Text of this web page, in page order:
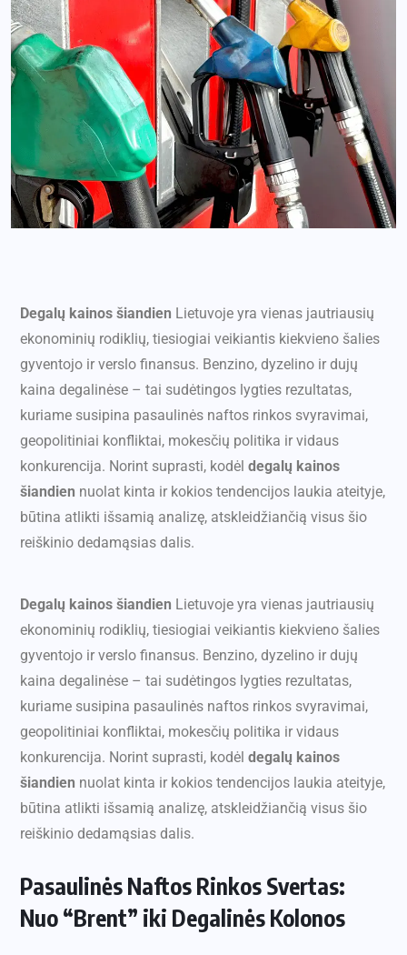
Degalų kainos šiandien Lietuvoje yra vienas jautriausių
ekonominių rodiklių, tiesiogiai veikiantis kiekvieno šalies
gyventojo ir verslo finansus. Benzino, dyzelino ir dujų
kaina degalinėse – tai sudėtingos lygties rezultatas,
kuriame susipina pasaulinės naftos rinkos svyravimai,
geopolitiniai konfliktai, mokesčių politika ir vidaus
konkurencija. Norint suprasti, kodėl degalų kainos
šiandien nuolat kinta ir kokios tendencijos laukia ateityje,
būtina atlikti išsamią analizę, atskleidžiančią visus šio
reiškinio dedamąsias dalis.
Degalų kainos šiandien Lietuvoje yra vienas jautriausių
ekonominių rodiklių, tiesiogiai veikiantis kiekvieno šalies
gyventojo ir verslo finansus. Benzino, dyzelino ir dujų
kaina degalinėse – tai sudėtingos lygties rezultatas,
kuriame susipina pasaulinės naftos rinkos svyravimai,
geopolitiniai konfliktai, mokesčių politika ir vidaus
konkurencija. Norint suprasti, kodėl degalų kainos
šiandien nuolat kinta ir kokios tendencijos laukia ateityje,
būtina atlikti išsamią analizę, atskleidžiančią visus šio
reiškinio dedamąsias dalis.
Pasaulinės Naftos Rinkos Svertas:
Nuo “Brent” iki Degalinės Kolonos